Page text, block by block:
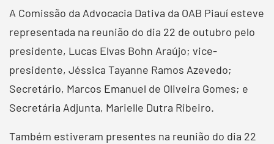
A Comissão da Advocacia Dativa da OAB Piauí esteve
representada na reunião do dia 22 de outubro pelo
presidente, Lucas Elvas Bohn Araújo; vice-
presidente, Jéssica Tayanne Ramos Azevedo;
Secretário, Marcos Emanuel de Oliveira Gomes; e
Secretária Adjunta, Marielle Dutra Ribeiro.
Também estiveram presentes na reunião do dia 22